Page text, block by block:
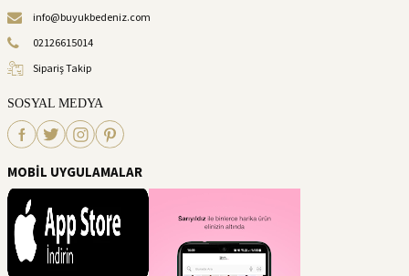
info@buyukbedeniz.com
02126615014
Sipariş Takip
SOSYAL MEDYA
MOBİL UYGULAMALAR